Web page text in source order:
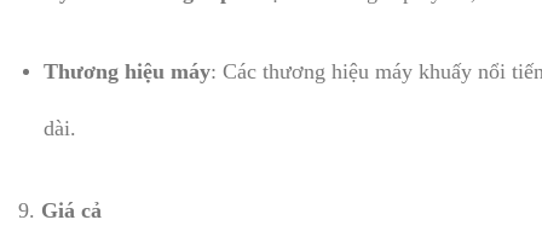
Thương hiệu máy: Các thương hiệu máy khuấy nổi
dài.
9. Giá cả